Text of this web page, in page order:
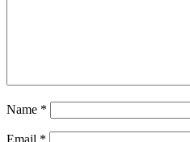
Name *
Email *